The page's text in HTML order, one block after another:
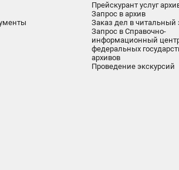
Прейскурант услуг
Запрос в архив
Заказ дел в читальный
Запрос в Справочно-
информационный
федеральных
архивов
Проведение экскурсий